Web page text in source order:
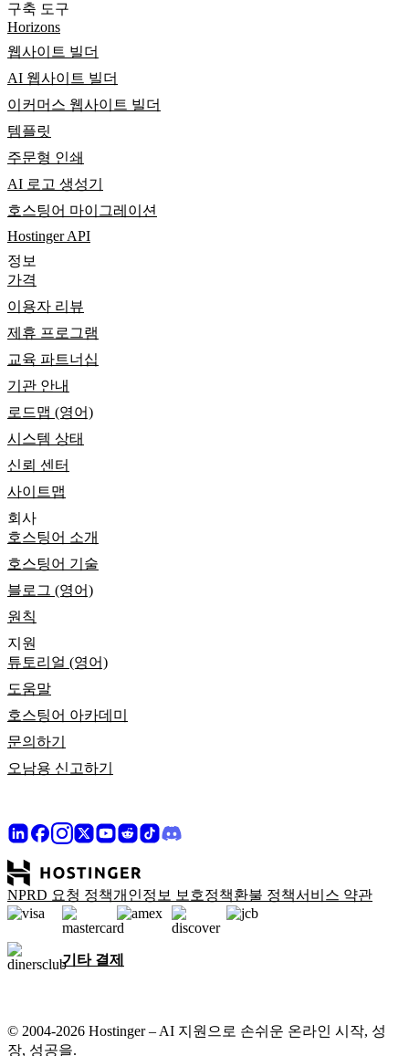
구축 도구
Horizons
웹사이트 빌더
AI 웹사이트 빌더
이커머스 웹사이트 빌더
템플릿
주문형 인쇄
AI 로고 생성기
호스팅어 마이그레이션
Hostinger API
정보
가격
이용자 리뷰
제휴 프로그램
교육 파트너십
기관 안내
로드맵 (영어)
시스템 상태
신뢰 센터
사이트맵
회사
호스팅어 소개
호스팅어 기술
블로그 (영어)
원칙
지원
튜토리얼 (영어)
도움말
호스팅어 아카데미
문의하기
오남용 신고하기
NPRD 요청 정책개인정보 보호정책환불 정책서비스 약관
기타 결제
© 2004-2026 Hostinger – AI 지원으로 손쉬운 온라인 시작, 성
장, 성공을.